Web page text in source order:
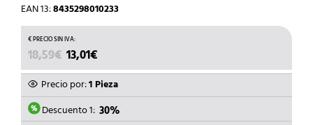
EAN 13:8435298010233
18,59€ EL
PRECIO
ORIGINAL
ERA:
18,59€.
13,01€
PRECIO
ACTUAL
ES:
13,01€.
Precio por:1 Pieza
Descuento 1: 30%